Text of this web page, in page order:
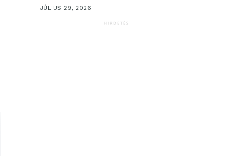
JÚLIUS 29, 2026
HIRDETÉS